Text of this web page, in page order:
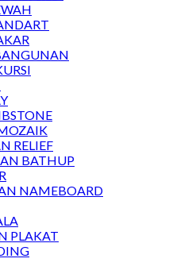
RELIEF
BATHUP
NAMEBOARD
PLAKAT